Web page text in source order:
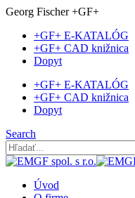
Georg Fischer +GF+
+GF+ E-KATALÓG
+GF+ CAD knižnica
Dopyt
+GF+ E-KATALÓG
+GF+ CAD knižnica
Dopyt
Search
Úvod